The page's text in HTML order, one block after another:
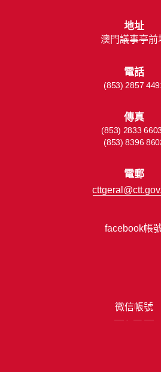
facebook帳
微信帳號
地址
澳門議事亭前
電話
(853) 2857
傳真
(853) 2833
(853) 8396
電郵